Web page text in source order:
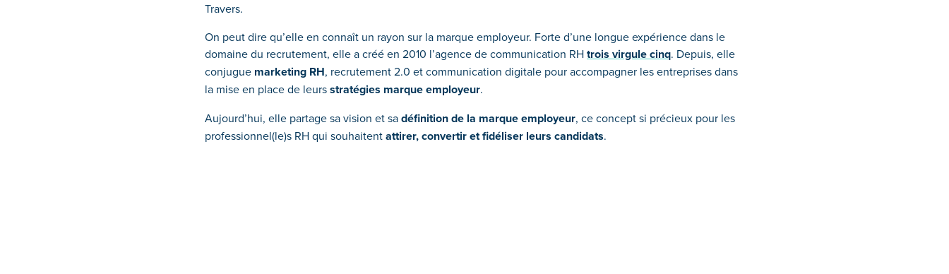
Travers.
On peut dire qu’elle en connaît un rayon sur la marque employeur. Forte d’une longue expérience dans le
domaine du recrutement, elle a créé en 2010 l’agence de communication RHtrois virgule cinq. Depuis, elle
conjugue marketing RH, recrutement 2.0 et communication digitale pour accompagner les entreprises dans
la mise en place de leursstratégies marque employeur.
Aujourd’hui, elle partage sa vision et sadéfinition de la marque employeur, ce concept si précieux pour les
professionnel(le)s RH qui souhaitentattirer, convertir et fidéliser leurs candidats.